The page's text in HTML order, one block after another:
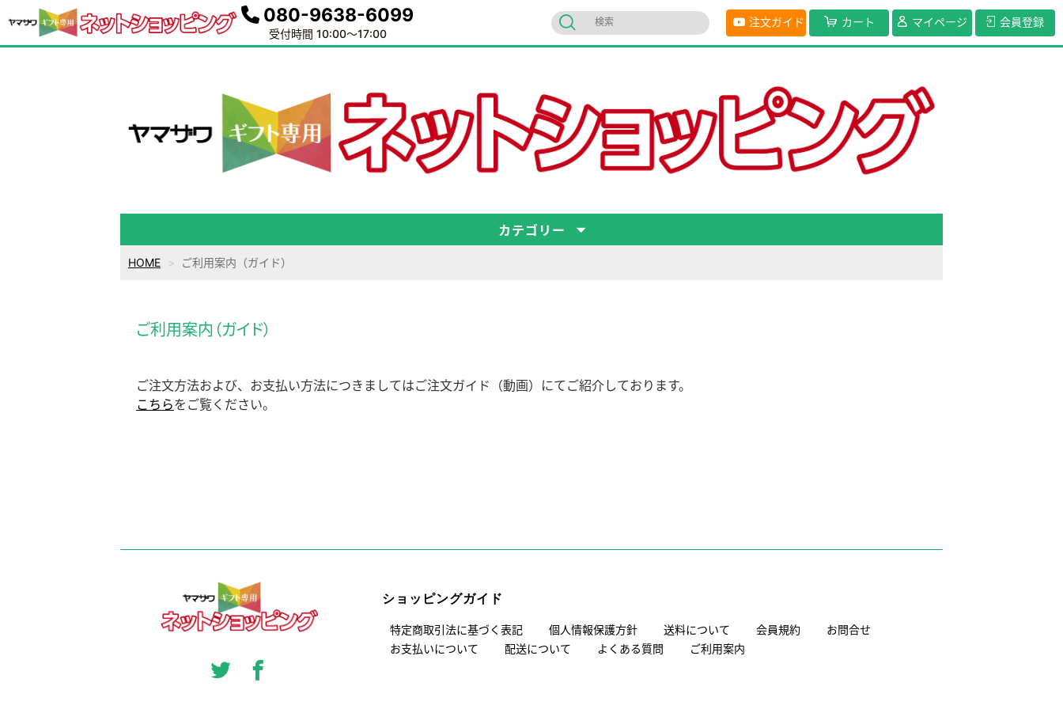
080-9638-6099
受付時間 10:00～17:00
会員登録
マイページ
カート
注文ガイド
カテゴリー
HOME ご利用案内（ガイド）
ご利用案内（ガイド）
ご注文方法および、お支払い方法につきましてはご注文ガイド（動画）にてご紹介しております。
こちらをご覧ください。
ショッピングガイド
特定商取引法に基づく表記 個人情報保護方針 送料について 会員規約
お問合せ
お支払いについて
配送について よくある質問 ご利用案内